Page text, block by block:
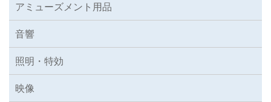
アミューズメント用品
音響
照明・特効
映像